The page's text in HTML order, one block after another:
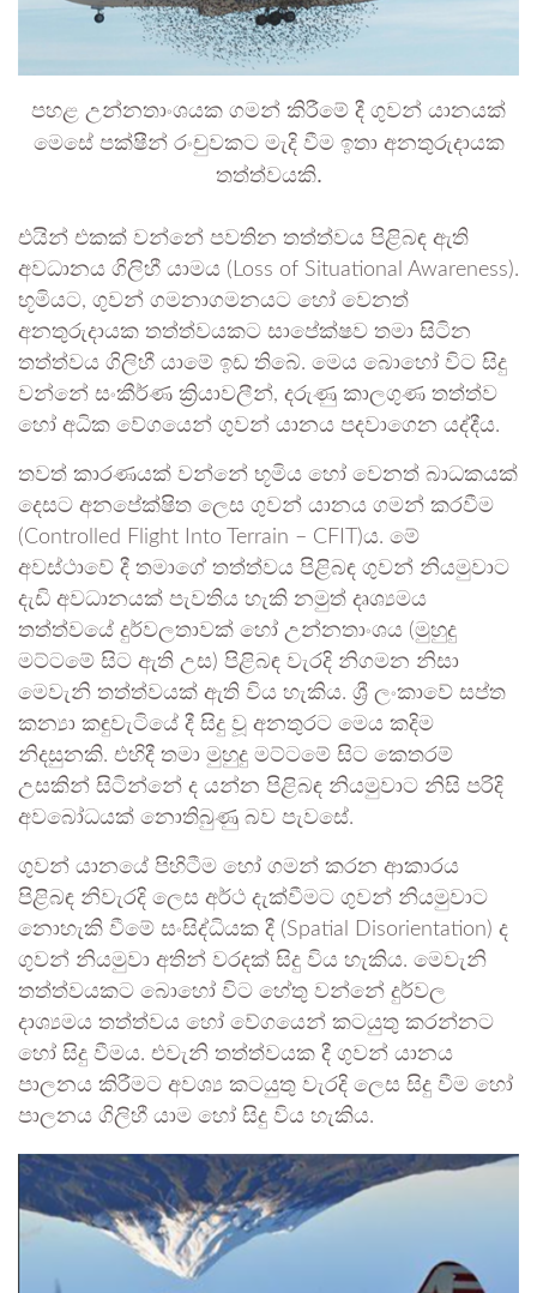
පහළ උන්නතාංශයක ගමන් කිරීමේ දී ගුවන් යානයක්
මෙසේ පක්ෂීන් රංචුවකට මැදි වීම ඉතා අනතුරුදායක
තත්ත්වයකි.
එයින් එකක් වන්නේ පවතින තත්ත්වය පිළිබඳ ඇති
අවධානය ගිලිහී යාමය (Loss of Situational Awareness).
භූමියට, ගුවන් ගමනාගමනයට හෝ වෙනත්
අනතුරුදායක තත්ත්වයකට සාපේක්ෂව තමා සිටින
තත්ත්වය ගිලිහී යාමේ ඉඩ තිබේ. මෙය බොහෝ විට සිදු
වන්නේ සංකීර්ණ ක්‍රියාවලීන්, දරුණු කාලගුණ තත්ත්ව
හෝ අධික වේගයෙන් ගුවන් යානය පදවාගෙන යද්දීය.
තවත් කාරණයක් වන්නේ භූමිය හෝ වෙනත් බාධකයක්
දෙසට අනපේක්ෂිත ලෙස ගුවන් යානය ගමන් කරවීම
(Controlled Flight Into Terrain – CFIT)ය. මේ
අවස්ථාවේ දී තමාගේ තත්ත්වය පිළිබඳ ගුවන් නියමුවාට
දැඩි අවධානයක් පැවතිය හැකි නමුත් දෘශ්‍යමය
තත්ත්වයේ දුර්වලතාවක් හෝ උන්නතාංශය (මුහුදු
මට්ටමේ සිට ඇති උස) පිළිබඳ වැරදි නිගමන නිසා
මෙවැනි තත්ත්වයක් ඇති විය හැකිය. ශ්‍රී ලංකාවේ සප්ත
කන්‍යා කඳුවැටියේ දී සිදු වූ අනතුරට මෙය කදිම
නිදසුනකි. එහිදී තමා මුහුදු මට්ටමේ සිට කෙතරම්
උසකින් සිටින්නේ ද යන්න පිළිබඳ නියමුවාට නිසි පරිදි
අවබෝධයක් නොතිබුණු බව පැවසේ.
ගුවන් යානයේ පිහිටීම හෝ ගමන් කරන ආකාරය
පිළිබඳ නිවැරදි ලෙස අර්ථ දැක්වීමට ගුවන් නියමුවාට
නොහැකි වීමේ සංසිද්ධියක දී (Spatial Disorientation) ද
ගුවන් නියමුවා අතින් වරදක් සිදු විය හැකිය. මෙවැනි
තත්ත්වයකට බොහෝ විට හේතු වන්නේ දුර්වල
දාශ්‍යමය තත්ත්වය හෝ වේගයෙන් කටයුතු කරන්නට
හෝ සිදු වීමය. එවැනි තත්ත්වයක දී ගුවන් යානය
පාලනය කිරීමට අවශ්‍ය කටයුතු වැරදි ලෙස සිදු වීම හෝ
පාලනය ගිලිහී යාම හෝ සිදු විය හැකිය.